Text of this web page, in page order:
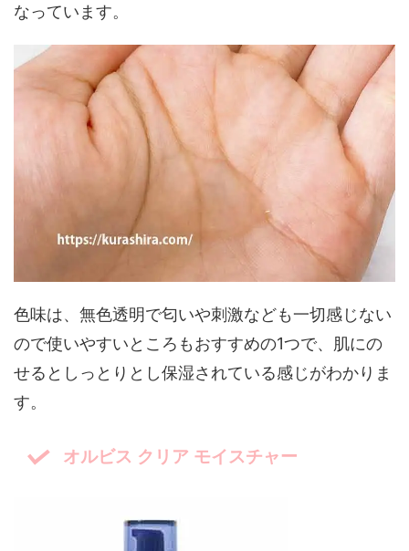
なっています。
色味は、無色透明で匂いや刺激なども一切感じない
ので使いやすいところもおすすめの1つで、肌にの
せるとしっとりとし保湿されている感じがわかりま
す。
オルビス クリア モイスチャー